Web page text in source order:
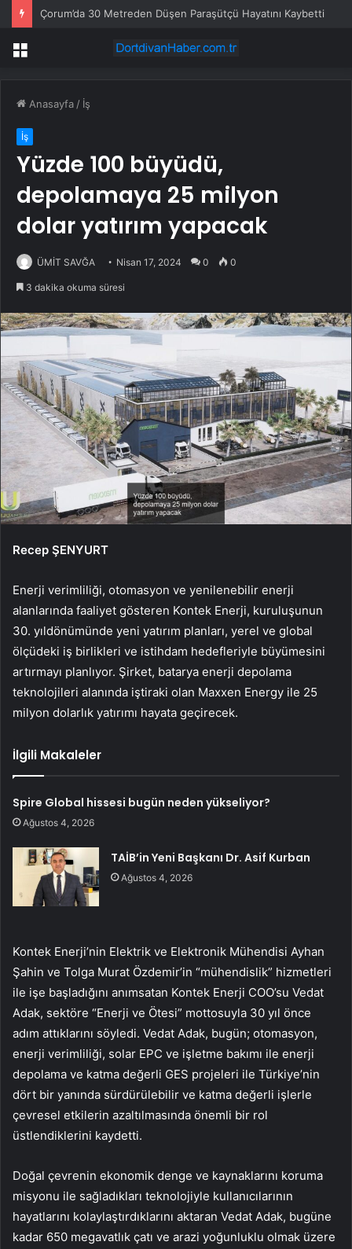
Çorum’da 30 Metreden Düşen Paraşütçü Hayatını Kaybetti
Menü
Anasayfa / İş
İş
Yüzde 100 büyüdü,
depolamaya 25 milyon
dolar yatırım yapacak
ÜMİT SAVĞA Nisan 17, 2024 0 0
3 dakika okuma süresi
Recep ŞENYURT
Enerji verimliliği, otomasyon ve yenilenebilir enerji
alanlarında faaliyet gösteren Kontek Enerji, kuruluşunun
30. yıldönümünde yeni yatırım planları, yerel ve global
ölçüdeki iş birlikleri ve istihdam hedefleriyle büyümesini
artırmayı planlıyor. Şirket, batarya enerji depolama
teknolojileri alanında iştiraki olan Maxxen Energy ile 25
milyon dolarlık yatırımı hayata geçirecek.
İlgili Makaleler
Spire Global hissesi bugün neden yükseliyor?
Ağustos 4, 2026
TAİB’in Yeni Başkanı Dr. Asif Kurban
Ağustos 4, 2026
Kontek Enerji’nin Elektrik ve Elektronik Mühendisi Ayhan
Şahin ve Tolga Murat Özdemir’in “mühendislik” hizmetleri
ile işe başladığını anımsatan Kontek Enerji COO’su Vedat
Adak, sektöre “Enerji ve Ötesi” mottosuyla 30 yıl önce
adım attıklarını söyledi. Vedat Adak, bugün; otomasyon,
enerji verimliliği, solar EPC ve işletme bakımı ile enerji
depolama ve katma değerli GES projeleri ile Türkiye’nin
dört bir yanında sürdürülebilir ve katma değerli işlerle
çevresel etkilerin azaltılmasında önemli bir rol
üstlendiklerini kaydetti.
Doğal çevrenin ekonomik denge ve kaynaklarını koruma
misyonu ile sağladıkları teknolojiyle kullanıcılarının
hayatlarını kolaylaştırdıklarını aktaran Vedat Adak, bugüne
kadar 650 megavatlık çatı ve arazi yoğunluklu olmak üzere